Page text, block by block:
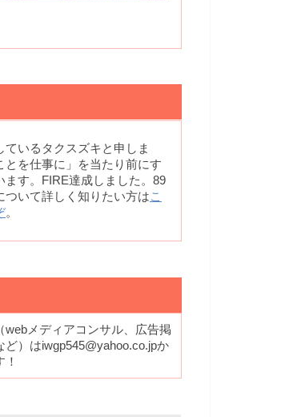
ているタクスズキと申しま
とを仕事に」を当たり前にす
ます。FIRE達成しました。89
ついて詳しく知りたい方はこ
。
webメディアコンサル、広告掲
ど）はiwgp545@yahoo.co.jpか